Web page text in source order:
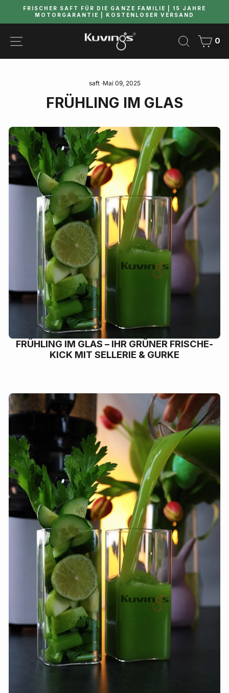
Pause
FRISCHER SAFT FÜR DIE GANZE FAMILIE | 15 JAHRE
MOTORGARANTIE | KOSTENLOSER VERSAND
SEITENNAVIGATION SEARCH
0
saft·Mai 09, 2025
FRÜHLING IM GLAS
FRÜHLING IM GLAS – IHR GRÜNER FRISCHE-
KICK MIT SELLERIE & GURKE